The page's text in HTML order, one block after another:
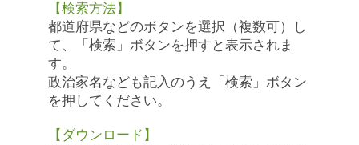
【検索方法】
都道府県などのボタンを選択（複数可）し
て、「検索」ボタンを押すと表示されま
す。
政治家名なども記入のうえ「検索」ボタン
を押してください。
【ダウンロード】